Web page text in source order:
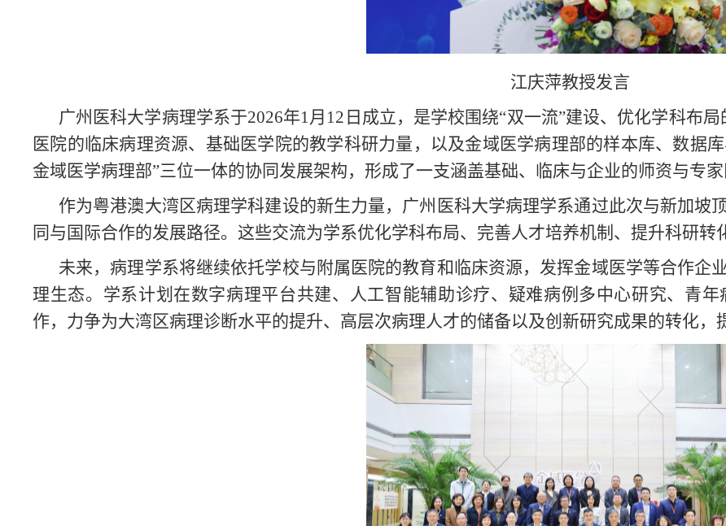
江庆萍教授发言
广州医科大学病理学系于2026年1月12日成立，是学校围绕“双一流”建设、优化学科布
医院的临床病理资源、基础医学院的教学科研力量，以及金域医学病理部的样本库、数据
金域医学病理部”三位一体的协同发展架构，形成了一支涵盖基础、临床与企业的师资与专家
作为粤港澳大湾区病理学科建设的新生力量，广州医科大学病理学系通过此次与新加坡
同与国际合作的发展路径。这些交流为学系优化学科布局、完善人才培养机制、提升科研转
未来，病理学系将继续依托学校与附属医院的教育和临床资源，发挥金域医学等合作企
理生态。学系计划在数字病理平台共建、人工智能辅助诊疗、疑难病例多中心研究、青
作，力争为大湾区病理诊断水平的提升、高层次病理人才的储备以及创新研究成果的转化，